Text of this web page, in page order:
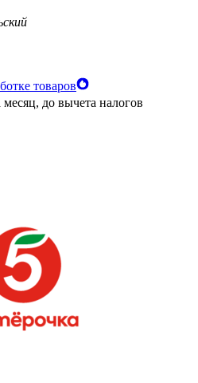
товаров
месяц, до вычета налогов